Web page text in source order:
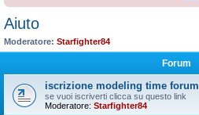
Aiuto
Moderatore: Starfighter84
Forum
iscrizione modeling time forum
se vuoi iscriverti clicca su questo link
Moderatore: Starfighter84